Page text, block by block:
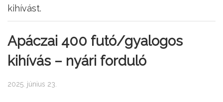
kihívást.
Apáczai 400 futó/gyalogos
kihívás – nyári forduló
2025. június 23.